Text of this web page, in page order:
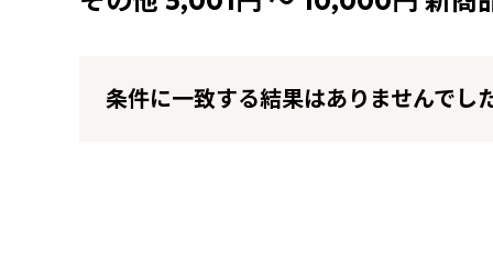
条件に一致する結果はありませんでし